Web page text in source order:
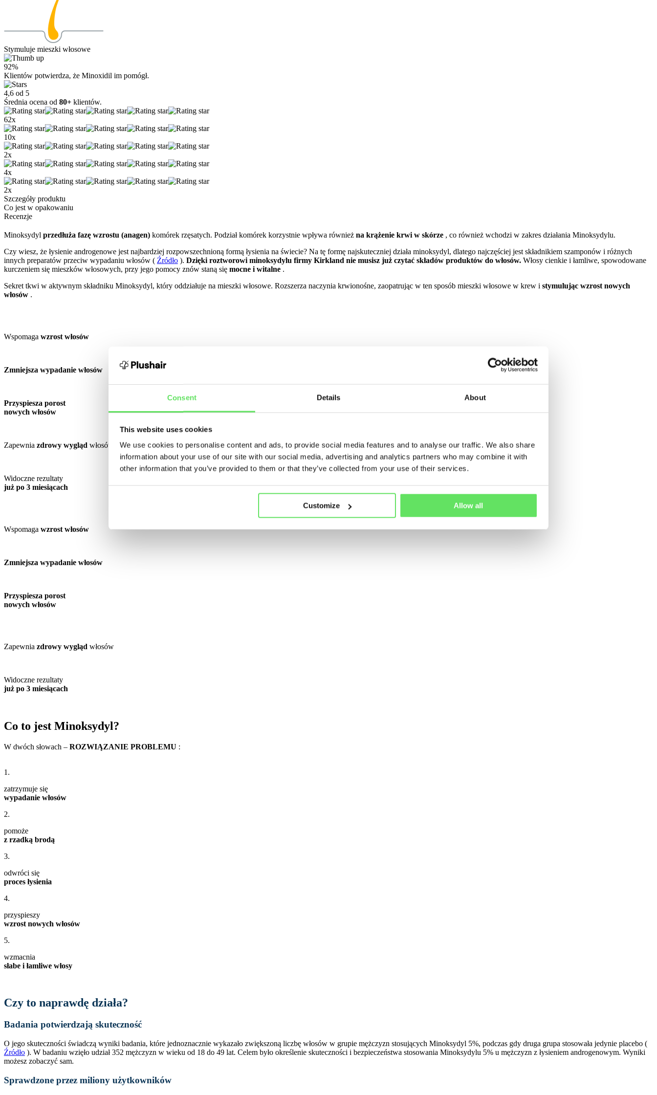
Consent Details About
This website uses cookies
We use cookies to personalise content and ads, to provide social media features and to analyse our traffic. We also share
information about your use of our site with our social media, advertising and analytics partners who may combine it with
other information that you’ve provided to them or that they’ve collected from your use of their services.
Customize Allow all
Stymuluje mieszki włosowe
92%
Klientów potwierdza, że Minoxidil im pomógł.
4,6 od 5
Średnia ocena od 80+ klientów.
62x
10x
2x
4x
2x
Szczegóły produktu
Co jest w opakowaniu
Recenzje
Minoksydyl przedłuża fazę wzrostu (anagen) komórek rzęsatych. Podział komórek korzystnie wpływa również na krążenie krwi w skórze , co również wchodzi w zakres działania Minoksydylu.
Czy wiesz, że łysienie androgenowe jest najbardziej rozpowszechnioną formą łysienia na świecie? Na tę formę najskuteczniej działa minoksydyl, dlatego najczęściej jest składnikiem szamponów i różnych
innych preparatów przeciw wypadaniu włosów ( Źródło ). Dzięki roztworowi minoksydylu firmy Kirkland nie musisz już czytać składów produktów do włosów. Włosy cienkie i łamliwe, spowodowane
kurczeniem się mieszków włosowych, przy jego pomocy znów staną się mocne i witalne .
Sekret tkwi w aktywnym składniku Minoksydyl, który oddziałuje na mieszki włosowe. Rozszerza naczynia krwionośne, zaopatrując w ten sposób mieszki włosowe w krew i stymulując wzrost nowych
włosów .
Wspomaga wzrost włosów
Zmniejsza wypadanie włosów
Przyspiesza porost
nowych włosów
Zapewnia zdrowy wygląd włosów
Widoczne rezultaty
już po 3 miesiącach
Wspomaga wzrost włosów
Zmniejsza wypadanie włosów
Przyspiesza porost
nowych włosów
Zapewnia zdrowy wygląd włosów
Widoczne rezultaty
już po 3 miesiącach
Co to jest Minoksydyl?
W dwóch słowach – ROZWIĄZANIE PROBLEMU :
1.
zatrzymuje się
wypadanie włosów
2.
pomoże
z rzadką brodą
3.
odwróci się
proces łysienia
4.
przyspieszy
wzrost nowych włosów
5.
wzmacnia
słabe i łamliwe włosy
Czy to naprawdę działa?
Badania potwierdzają skuteczność
O jego skuteczności świadczą wyniki badania, które jednoznacznie wykazało zwiększoną liczbę włosów w grupie mężczyzn stosujących Minoksydyl 5%, podczas gdy druga grupa stosowała jedynie placebo (
Źródło ). W badaniu wzięło udział 352 mężczyzn w wieku od 18 do 49 lat. Celem było określenie skuteczności i bezpieczeństwa stosowania Minoksydylu 5% u mężczyzn z łysieniem androgenowym. Wyniki
możesz zobaczyć sam.
Sprawdzone przez miliony użytkowników